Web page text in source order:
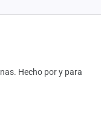
Hecho por y para